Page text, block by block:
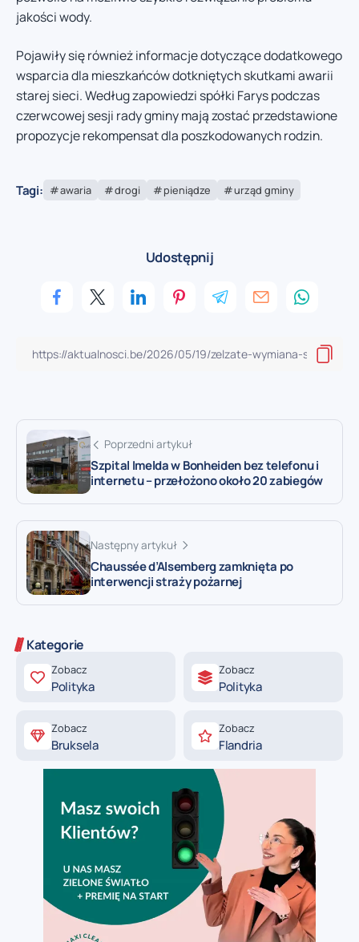
jakości wody.
Pojawiły się również informacje dotyczące dodatkowego
wsparcia dla mieszkańców dotkniętych skutkami awarii
starej sieci. Według zapowiedzi spółki Farys podczas
czerwcowej sesji rady gminy mają zostać przedstawione
propozycje rekompensat dla poszkodowanych rodzin.
Tagi: awaria drogi pieniądze urząd gminy
Udostępnij
Poprzedni artykuł
Szpital Imelda w Bonheiden bez telefonu i
internetu – przełożono około 20 zabiegów
Następny artykuł
Chaussée d’Alsemberg zamknięta po
interwencji straży pożarnej
Kategorie
Zobacz
Polityka
Zobacz
Polityka
Zobacz
Bruksela
Zobacz
Flandria